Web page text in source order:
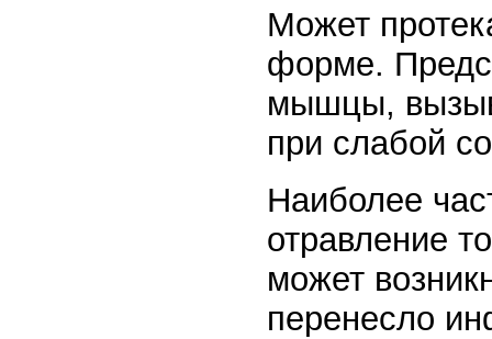
Может
форме.
мышцы,
при слабой
Наиболее
отравление
может
перенесло